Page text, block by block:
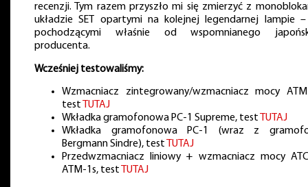
recenzji. Tym razem przyszło mi się zmierzyć z
układzie SET opartymi na kolejnej legendarnej lampie –
pochodzącymi właśnie od wspomnianego
producenta.
Wcześniej testowaliśmy:
Wzmacniacz zintegrowany/wzmacniacz mocy
test TUTAJ
Wkładka gramofonowa PC-1 Supreme, test TUTAJ
Wkładka gramofonowa PC-1 (wraz z
Bergmann Sindre), test TUTAJ
Przedwzmacniacz liniowy + wzmacniacz mocy
ATM-1s, test TUTAJ